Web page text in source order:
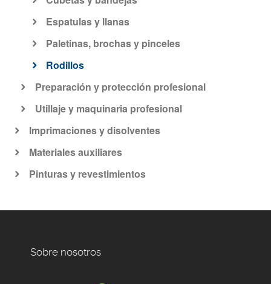
Espatulas y llanas
Paletinas, brochas y pinceles
Rodillos
Preparación y protección profesional
Utillaje y maquinaria profesional
Imprimaciones y disolventes
Materiales auxiliares
Pinturas y revestimientos
Sobre nosotros